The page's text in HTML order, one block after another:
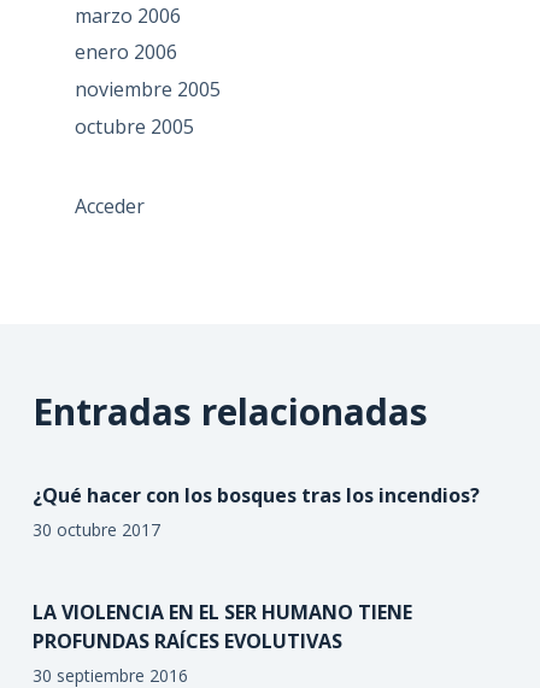
marzo 2006
enero 2006
noviembre 2005
octubre 2005
Acceder
Entradas relacionadas
¿Qué hacer con los bosques tras los incendios?
30 octubre 2017
LA VIOLENCIA EN EL SER HUMANO TIENE
PROFUNDAS RAÍCES EVOLUTIVAS
30 septiembre 2016